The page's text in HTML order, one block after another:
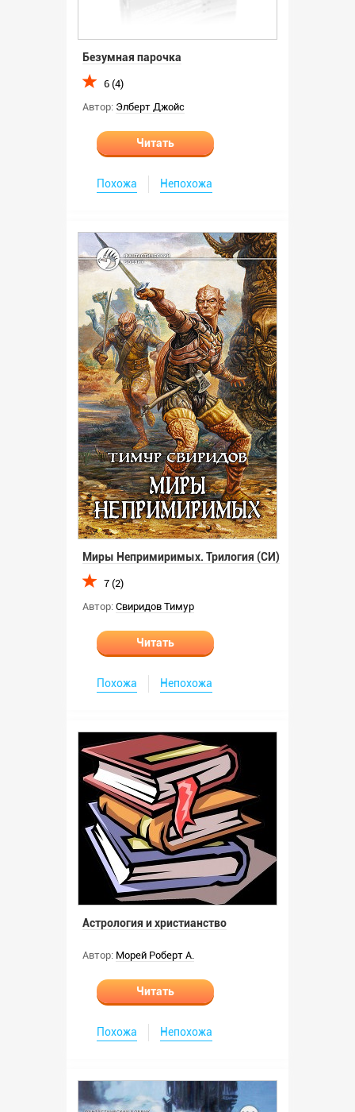
Безумная парочка
6 (4)
Автор: Элберт Джойс
Читать
Похожа Непохожа
Миры Непримиримых. Трилогия (СИ)
7 (2)
Автор: Свиридов Тимур
Читать
Похожа Непохожа
Астрология и христианство
Автор: Морей Роберт А.
Читать
Похожа Непохожа